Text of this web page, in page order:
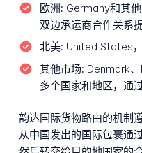
欧洲: Germany和其
双边承运商合作关系
北美: United States
其他市场: Denmark
多个国家和地区，通
韵达国际货物路由的机制
从中国发出的国际包裹通